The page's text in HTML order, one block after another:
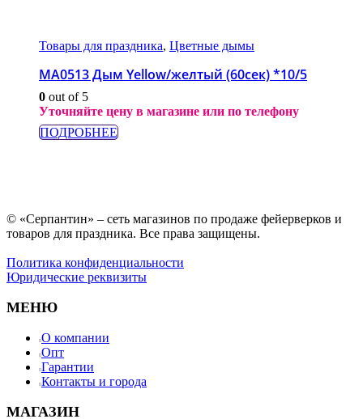
Товары для праздника, Цветные дымы
МА0513 Дым Yellow/желтый (60сек) *10/5
0 out of 5
Уточняйте цену в магазине или по телефону
ПОДРОБНЕЕ
© «Серпантин» – сеть магазинов по продаже фейерверков и
товаров для праздника. Все права защищены.
Политика конфиденциальности
Юридические реквизиты
МЕНЮ
О компании
Опт
Гарантии
Контакты и города
МАГАЗИН